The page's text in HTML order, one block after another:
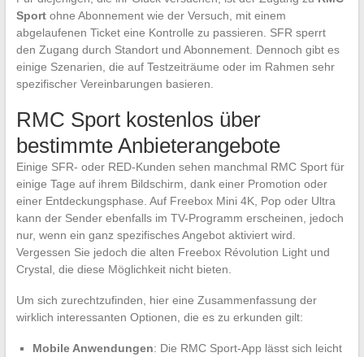
Sportohne Abonnement wie der Versuch, mit einem
abgelaufenen Ticket eine Kontrolle zu passieren. SFR sperrt
den Zugang durch Standort und Abonnement. Dennoch gibt es
einige Szenarien, die auf Testzeiträume oder im Rahmen sehr
spezifischer Vereinbarungen basieren.
RMC Sport kostenlos über
bestimmte Anbieterangebote
Einige SFR- oder RED-Kunden sehen manchmal RMC Sport für
einige Tage auf ihrem Bildschirm, dank einer Promotion oder
einer Entdeckungsphase. Auf Freebox Mini 4K, Pop oder Ultra
kann der Sender ebenfalls im TV-Programm erscheinen, jedoch
nur, wenn ein ganz spezifisches Angebot aktiviert wird.
Vergessen Sie jedoch die alten Freebox Révolution Light und
Crystal, die diese Möglichkeit nicht bieten.
Um sich zurechtzufinden, hier eine Zusammenfassung der
wirklich interessanten Optionen, die es zu erkunden gilt:
Mobile Anwendungen: Die RMC Sport-App lässt sich leicht